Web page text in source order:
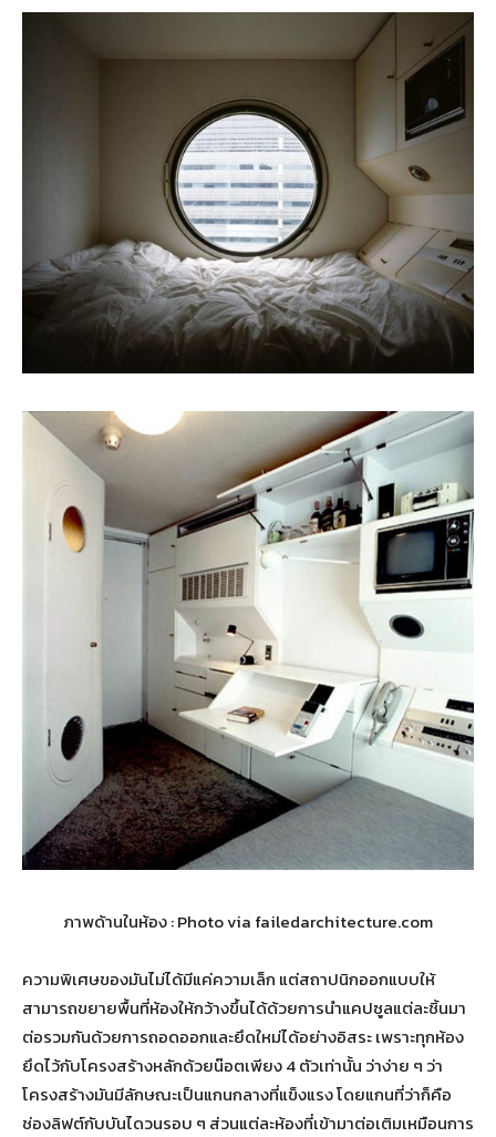
ภาพด้านในห้อง : Photo via failedarchitecture.com
ความพิเศษของมันไม่ได้มีแค่ความเล็ก แต่สถาปนิกออกแบบให้
สามารถขยายพื้นที่ห้องให้กว้างขึ้นได้ด้วยการนำแคปซูลแต่ละชิ้นมา
ต่อรวมกันด้วยการถอดออกและยึดใหม่ได้อย่างอิสระ เพราะทุกห้อง
ยึดไว้กับโครงสร้างหลักด้วยน๊อตเพียง 4 ตัวเท่านั้น ว่าง่าย ๆ ว่า
โครงสร้างมันมีลักษณะเป็นแกนกลางที่แข็งแรง โดยแกนที่ว่าก็คือ
ช่องลิฟต์กับบันไดวนรอบ ๆ ส่วนแต่ละห้องที่เข้ามาต่อเติมเหมือนการ